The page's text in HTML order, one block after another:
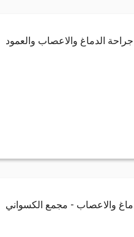
الدماغ والاعصاب والعمود
والاعصاب - مجمع الكسواني